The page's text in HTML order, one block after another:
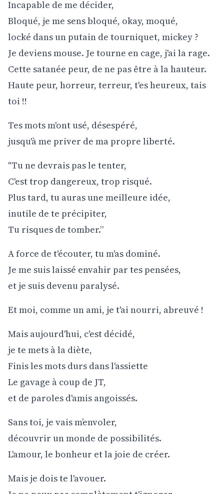
Incapable de me décider,
Bloqué, je me sens bloqué, okay, moqué,
locké dans un putain de tourniquet, mickey ?
Je deviens mouse. Je tourne en cage, j'ai la rage.
Cette satanée peur, de ne pas être à la hauteur.
Haute peur, horreur, terreur, t'es heureux, tais
toi !!
Tes mots m'ont usé, désespéré,
jusqu'à me priver de ma propre liberté.
"Tu ne devrais pas le tenter,
C'est trop dangereux, trop risqué.
Plus tard, tu auras une meilleure idée,
inutile de te précipiter,
Tu risques de tomber.”
A force de t'écouter, tu m'as dominé.
Je me suis laissé envahir par tes pensées,
et je suis devenu paralysé.
Et moi, comme un ami, je t'ai nourri, abreuvé !
Mais aujourd'hui, c'est décidé,
je te mets à la diète,
Finis les mots durs dans l'assiette
Le gavage à coup de JT,
et de paroles d'amis angoissés.
Sans toi, je vais m’envoler,
découvrir un monde de possibilités.
L'amour, le bonheur et la joie de créer.
Mais je dois te l'avouer.